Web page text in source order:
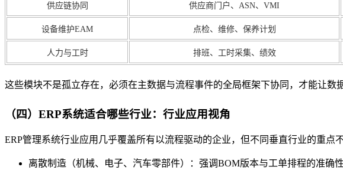
供应链协同 供应商门户、ASN、VMI
设备维护EAM 点检、维修、保养计划
人力与工时 排班、工时采集、绩效
这些模块不是孤立存在，必须在主数据与流程事件的全局框架下协同，才能让数
（四）ERP系统适合哪些行业：行业应用视角
ERP管理系统行业应用几乎覆盖所有以流程驱动的企业，但不同垂直行业的重点不
离散制造（机械、电子、汽车零部件）：强调BOM版本与工单排程的准确